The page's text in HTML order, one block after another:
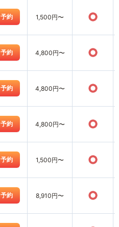
予約 1,500円〜 ○
予約 4,800円〜 ○
予約 4,800円〜 ○
予約 4,800円〜 ○
予約 1,500円〜 ○
予約 8,910円〜 ○